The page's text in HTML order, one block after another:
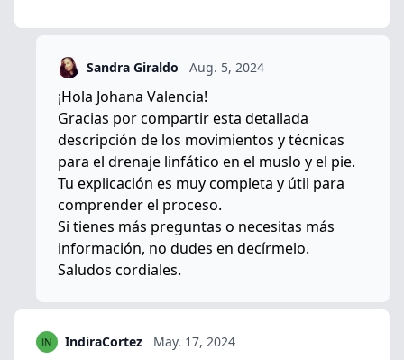
Sandra Giraldo Aug. 5, 2024
¡Hola Johana Valencia!
Gracias por compartir esta detallada
descripción de los movimientos y técnicas
para el drenaje linfático en el muslo y el pie.
Tu explicación es muy completa y útil para
comprender el proceso.
Si tienes más preguntas o necesitas más
información, no dudes en decírmelo.
Saludos cordiales.
IndiraCortez May. 17, 2024